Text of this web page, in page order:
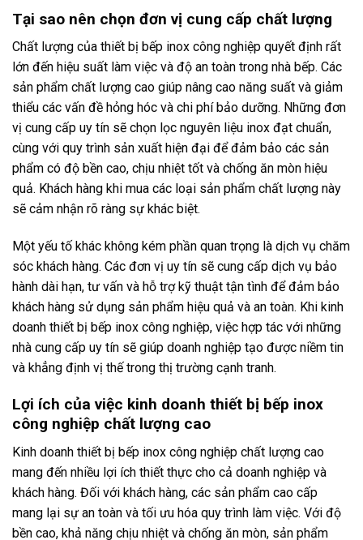
Tại sao nên chọn đơn vị cung cấp chất lượng
Chất lượng của thiết bị bếp inox công nghiệp quyết định rất
lớn đến hiệu suất làm việc và độ an toàn trong nhà bếp. Các
sản phẩm chất lượng cao giúp nâng cao năng suất và giảm
thiểu các vấn đề hỏng hóc và chi phí bảo dưỡng. Những đơn
vị cung cấp uy tín sẽ chọn lọc nguyên liệu inox đạt chuẩn,
cùng với quy trình sản xuất hiện đại để đảm bảo các sản
phẩm có độ bền cao, chịu nhiệt tốt và chống ăn mòn hiệu
quả. Khách hàng khi mua các loại sản phẩm chất lượng này
sẽ cảm nhận rõ ràng sự khác biệt.
Một yếu tố khác không kém phần quan trọng là dịch vụ chăm
sóc khách hàng. Các đơn vị uy tín sẽ cung cấp dịch vụ bảo
hành dài hạn, tư vấn và hỗ trợ kỹ thuật tận tình để đảm bảo
khách hàng sử dụng sản phẩm hiệu quả và an toàn. Khi kinh
doanh thiết bị bếp inox công nghiệp, việc hợp tác với những
nhà cung cấp uy tín sẽ giúp doanh nghiệp tạo được niềm tin
và khẳng định vị thế trong thị trường cạnh tranh.
Lợi ích của việc kinh doanh thiết bị bếp inox
công nghiệp chất lượng cao
Kinh doanh thiết bị bếp inox công nghiệp chất lượng cao
mang đến nhiều lợi ích thiết thực cho cả doanh nghiệp và
khách hàng. Đối với khách hàng, các sản phẩm cao cấp
mang lại sự an toàn và tối ưu hóa quy trình làm việc. Với độ
bền cao, khả năng chịu nhiệt và chống ăn mòn, sản phẩm